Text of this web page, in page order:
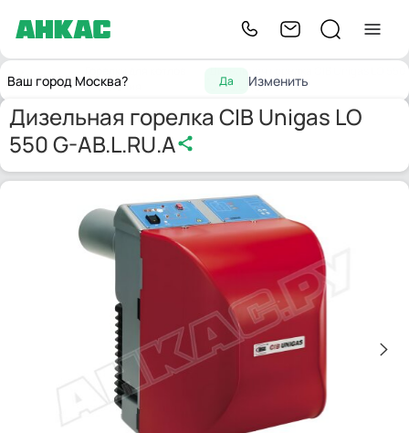
Ваш город Москва? Да Изменить
Главнаяотопления
G-AB.L.RU.A
Дизельная горелка CIB Unigas LO
550 G-AB.L.RU.A